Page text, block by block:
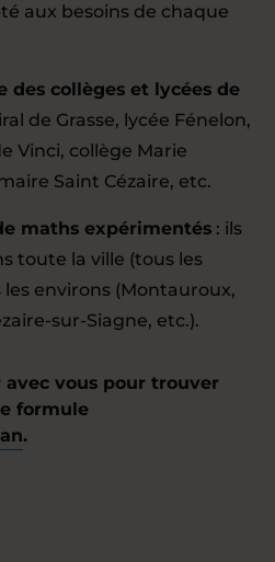
aux besoins de chaque
des collèges et lycées de
de Grasse, lycée Fénelon,
Vinci, collège Marie
Saint Cézaire, etc.
maths expérimentés : ils
toute la ville (tous les
environs (Montauroux,
sur-Siagne, etc.).
avec vous pour trouver
formule
.